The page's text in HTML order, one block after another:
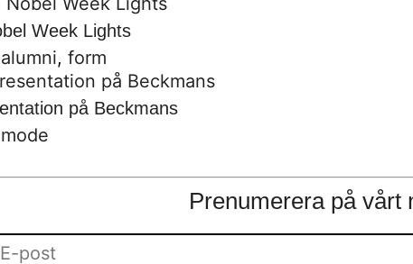
Week Lights
alumni, form
på Beckmans
mode
Prenumerera på vårt